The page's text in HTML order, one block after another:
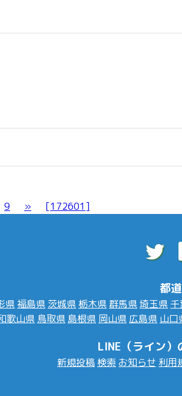
9 » [172601]
都
県福島県 茨城県 栃木県群馬県埼玉県
歌山県 鳥取県 島根県 岡山県 広島県 山口
LINE（ライン
新規投稿 検索 お知らせ 利用